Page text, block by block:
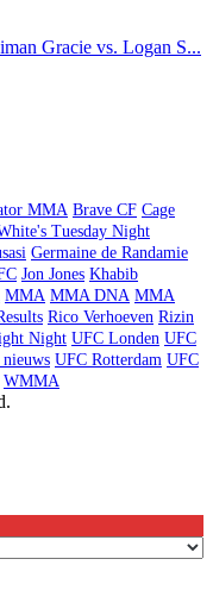
Gracie vs. Logan S...
MMA Brave CF Cage
Tuesday Night
Germaine de Randamie
Jon Jones Khabib
MMA MMA DNA MMA
Rico Verhoeven Rizin
Night UFC Londen UFC
UFC Rotterdam UFC
WMMA